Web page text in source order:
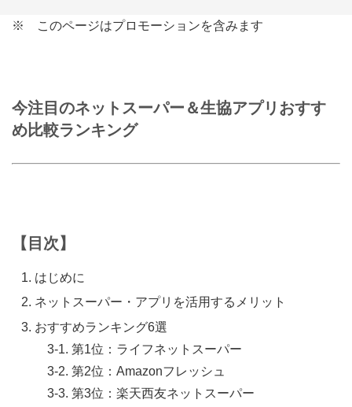
※ このページはプロモーションを含みます
今注目のネットスーパー＆生協アプリおすす
め比較ランキング
【目次】
はじめに
ネットスーパー・アプリを活用するメリット
おすすめランキング6選
3-1. 第1位：ライフネットスーパー
3-2. 第2位：Amazonフレッシュ
3-3. 第3位：楽天西友ネットスーパー